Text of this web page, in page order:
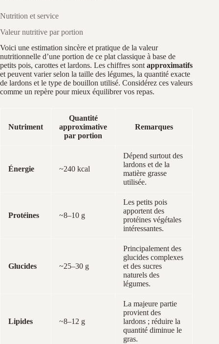
Nutrition et service
Valeur nutritive par portion
Voici une estimation sincère et pratique de la valeur
nutritionnelle d’une portion de ce plat classique à base de
petits pois, carottes et lardons. Les chiffres sont approximatifs
et peuvent varier selon la taille des légumes, la quantité exacte
de lardons et le type de bouillon utilisé. Considérez ces valeurs
comme un repère pour mieux équilibrer vos repas.
Nutriment
Quantité
approximative
par portion
Remarques
Énergie ~240 kcal
Dépend surtout des
lardons et de la
matière grasse
utilisée.
Protéines ~8–10 g
Les petits pois
apportent des
protéines végétales
intéressantes.
Glucides ~25–30 g
Principalement des
glucides complexes
et des sucres
naturels des
légumes.
Lipides ~8–12 g
La majeure partie
provient des
lardons ; réduire la
quantité diminue le
gras.